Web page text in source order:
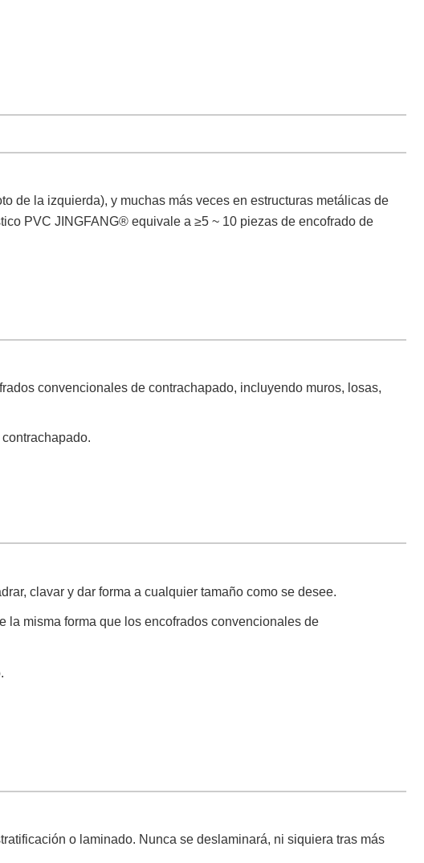
de la izquierda), y muchas más veces en estructuras metálicas de
PVC JINGFANG® equivale a ≥5 ~ 10 piezas de encofrado de
convencionales de contrachapado, incluyendo muros, losas,
clavar y dar forma a cualquier tamaño como se desee.
la misma forma que los encofrados convencionales de
o laminado. Nunca se deslaminará, ni siquiera tras más